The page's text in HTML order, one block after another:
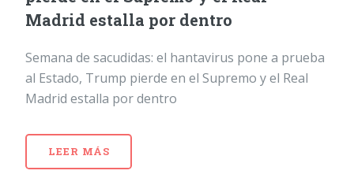
Madrid estalla por dentro
Semana de sacudidas: el hantavirus pone a prueba
al Estado, Trump pierde en el Supremo y el Real
Madrid estalla por dentro
LEER MÁS